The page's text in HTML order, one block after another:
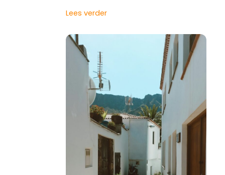
Lees verder